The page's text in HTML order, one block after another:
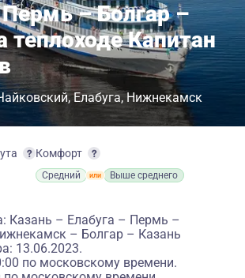
– Болгар –
теплоходе Капитан
Елабуга Нижнекамск
Комфорт
Средний Выше среднего
Казань – Елабуга – Пермь –
– Болгар – Казань
13.06.2023.
по московскому времени.